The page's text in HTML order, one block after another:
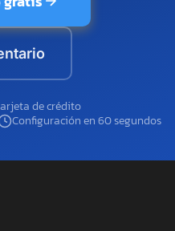
de crédito
Configuración en 60 segundos